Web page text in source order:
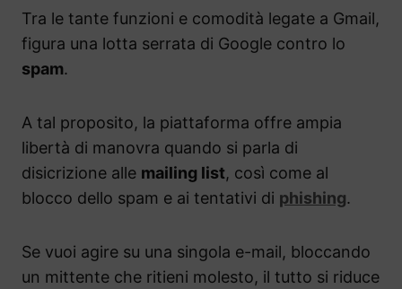
Tra le tante funzioni e comodità legate a Gmail,
figura una lotta serrata di Google contro lo
spam.
A tal proposito, la piattaforma offre ampia
libertà di manovra quando si parla di
disicrizione alle mailing list, così come al
blocco dello spam e ai tentativi di phishing.
Se vuoi agire su una singola e-mail, bloccando
un mittente che ritieni molesto, il tutto si riduce